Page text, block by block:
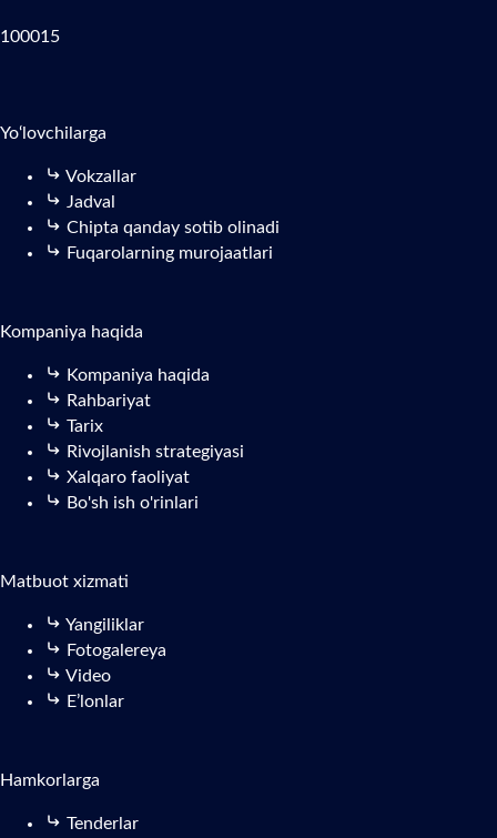
100015
Yo‘lovchilarga
Vokzallar
Jadval
Chipta qanday sotib olinadi
Fuqarolarning murojaatlari
Kompaniya haqida
Kompaniya haqida
Rahbariyat
Tarix
Rivojlanish strategiyasi
Xalqaro faoliyat
Bo'sh ish o'rinlari
Matbuot xizmati
Yangiliklar
Fotogalereya
Video
E’lonlar
Hamkorlarga
Tenderlar